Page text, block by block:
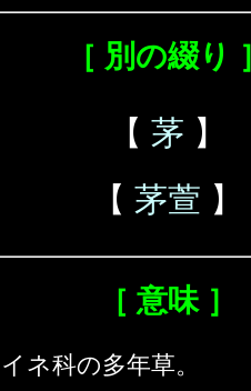
［ 別の綴り
【 茅 】
【 茅萱 】
［ 意味 ］
イネ科の多年草。